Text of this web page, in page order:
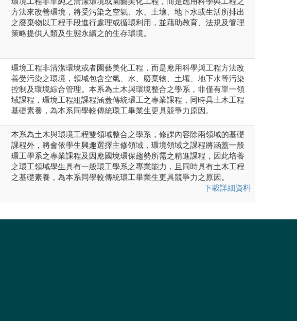
方法來改善環境，將受污染之空氣、水、土壤、地下水或生活所排出
之廢棄物以工程手段進行處理或循環利用，並藉助教育、法規及管理
策略提供人類及生態永續之的生存環境。
環境工程非清潔環境或者園藝美化工程，而是應用科學與工程方法改
善受污染之環境，領域包含空氣、水、廢棄物、土壤、地下水等污染
控制及環境綜合管理。本系為土木與環境整合之學系，非僅有單一領
域課程，環境工程組課程涵蓋傳統環工之專業課程，同時具土木工程
基礎素養，為本系同學較傳統環工畢業生更具競爭力原因。
本系為土木與環境工程雙領域整合之學系，修課內容除兩領域的基礎
課程外，將會依學生興趣選擇主修領域，環境領域之課程將涵蓋一般
環工學系之專業課程及因應國境環保趨勢所需之精進課程，因此培養
之環工領域學生具有一般環工學系之專業能力，且同時具有土木工程
之基礎素養，為本系同學較傳統環工畢業生更具競爭力之原因。
下載詳細資料